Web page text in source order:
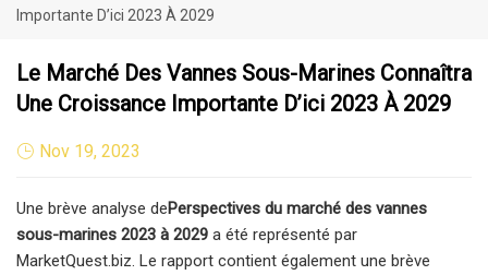
Importante D’ici 2023 À 2029
Le Marché Des Vannes Sous-Marines Connaîtra
Une Croissance Importante D’ici 2023 À 2029
Nov 19, 2023
Une brève analyse dePerspectives du marché des vannes
sous-marines 2023 à 2029 a été représenté par
MarketQuest.biz. Le rapport contient également une brève